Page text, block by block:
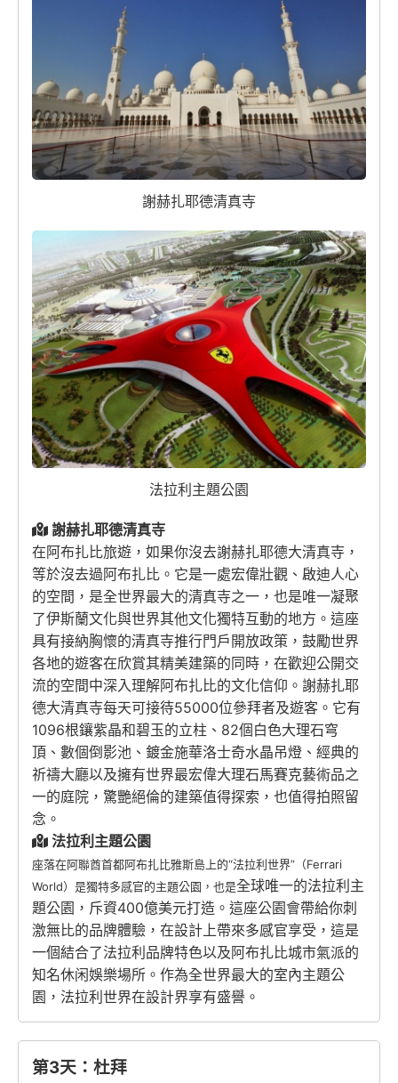
謝赫扎耶德清真寺
法拉利主題公園
謝赫扎耶德清真寺
在阿布扎比旅遊，如果你沒去謝赫扎耶德大清真寺，
等於沒去過阿布扎比。它是一處宏偉壯觀、啟迪人心
的空間，是全世界最大的清真寺之一，也是唯一凝聚
了伊斯蘭文化與世界其他文化獨特互動的地方。這座
具有接納胸懷的清真寺推行門戶開放政策，鼓勵世界
各地的遊客在欣賞其精美建築的同時，在歡迎公開交
流的空間中深入理解阿布扎比的文化信仰。謝赫扎耶
德大清真寺每天可接待55000位參拜者及遊客。它有
1096根鑲紫晶和碧玉的立柱、82個白色大理石穹
頂、數個倒影池、鍍金施華洛士奇水晶吊燈、經典的
祈禱大廳以及擁有世界最宏偉大理石馬賽克藝術品之
一的庭院，驚艷絕倫的建築值得探索，也值得拍照留
念。
法拉利主題公園
座落在阿聯酋首都阿布扎比雅斯島上的“法拉利世界”（Ferrari
World）是獨特多感官的主題公園，也是全球唯一的法拉利主
題公園，斥資400億美元打造。這座公園會帶給你刺
激無比的品牌體驗，在設計上帶來多感官享受，這是
一個結合了法拉利品牌特色以及阿布扎比城市氣派的
知名休闲娛樂場所。作為全世界最大的室內主題公
園，法拉利世界在設計界享有盛譽。
第3天：杜拜